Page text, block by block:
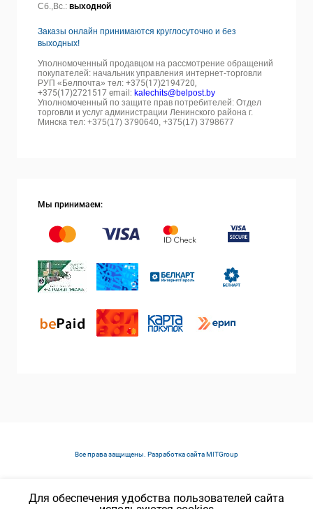
Для обеспечения удобства пользователей сайта
Сб.,Вс.: выходной
Заказы онлайн принимаются круглосуточно и без
выходных!
Уполномоченный продавцом на рассмотрение обращений
покупателей: начальник управления интернет-торговли
РУП «Белпочта» тел: +375(17)2194720,
+375(17)2721517 email: kalechits@belpost.by
Уполномоченный по защите прав потребителей: Отдел
торговли и услуг администрации Ленинского района г.
Минска тел: +375(17) 3790640, +375(17) 3798677
Мы принимаем:
Все права защищены. Разработка сайтаMITGroup